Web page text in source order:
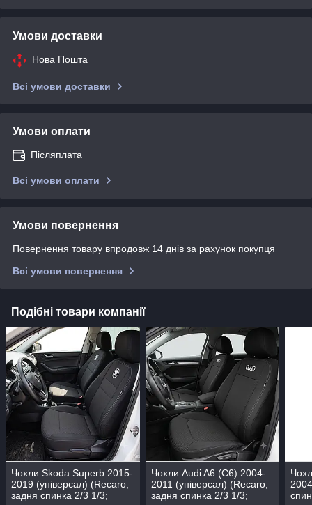
Умови доставки
Нова Пошта
Всі умови доставки
Умови оплати
Післяплата
Всі умови оплати
Умови повернення
Повернення товару впродовж 14 днів за рахунок покупця
Всі умови повернення
Подібні товари компанії
Чохли Skoda Superb 2015-
2019 (універсал) (Recaro;
задня спинка 2/3 1/3;
Чохли Audi A6 (C6) 2004-
2011 (універсал) (Recaro;
задня спинка 2/3 1/3;